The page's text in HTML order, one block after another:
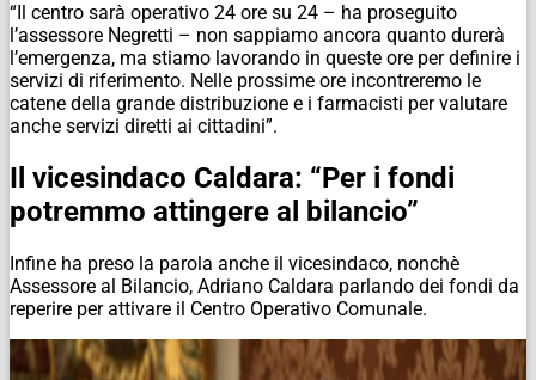
“Il centro sarà operativo 24 ore su 24 – ha proseguito
l’assessore Negretti – non sappiamo ancora quanto durerà
l’emergenza, ma stiamo lavorando in queste ore per definire i
servizi di riferimento. Nelle prossime ore incontreremo le
catene della grande distribuzione e i farmacisti per valutare
anche servizi diretti ai cittadini”.
Il vicesindaco Caldara: “Per i fondi
potremmo attingere al bilancio”
Infine ha preso la parola anche il vicesindaco, nonchè
Assessore al Bilancio, Adriano Caldara parlando dei fondi da
reperire per attivare il Centro Operativo Comunale.